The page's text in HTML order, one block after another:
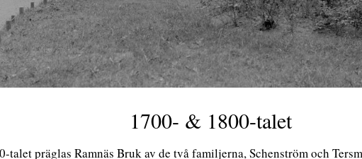
1700- & 1800-talet
talet präglas Ramnäs Bruk av de två familjerna, Schenström och